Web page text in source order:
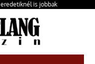
eredetiknél is jobbak